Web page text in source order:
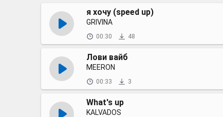
я хочу (speed up)
GRIVINA
00:30 48
Лови вайб
MEERON
00:33 3
What's up
KALVADOS